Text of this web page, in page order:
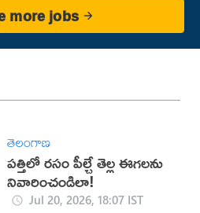
more jobs
తెలంగాణ
పత్తిలో రసం పీల్చే తెల్ల ఈగలను
నివారించండిలా!
Jul 20, 2026, 18:07 IST